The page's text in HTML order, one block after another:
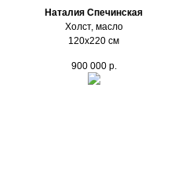
Наталия Спечинская
Холст, масло
120х220 см
900 000 р.